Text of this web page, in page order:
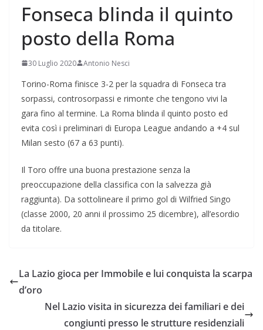
Fonseca blinda il quinto
posto della Roma
30 Luglio 2020 Antonio Nesci
Torino-Roma finisce 3-2 per la squadra di Fonseca tra
sorpassi, controsorpassi e rimonte che tengono vivi la
gara fino al termine. La Roma blinda il quinto posto ed
evita così i preliminari di Europa League andando a +4 sul
Milan sesto (67 a 63 punti).
Il Toro offre una buona prestazione senza la
preoccupazione della classifica con la salvezza già
raggiunta). Da sottolineare il primo gol di Wilfried Singo
(classe 2000, 20 anni il prossimo 25 dicembre), all’esordio
da titolare.
La Lazio gioca per Immobile e lui conquista la scarpa
d’oro
Nel Lazio visita in sicurezza dei familiari e dei
congiunti presso le strutture residenziali